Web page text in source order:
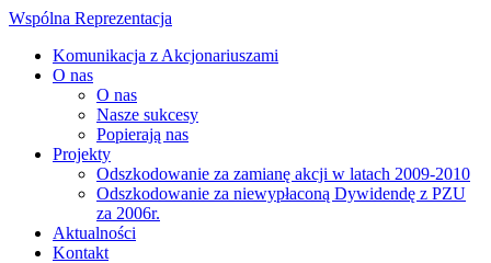
Wspólna Reprezentacja
Komunikacja z Akcjonariuszami
O nas
O nas
Nasze sukcesy
Popierają nas
Projekty
Odszkodowanie za zamianę akcji w latach 2009-2010
Odszkodowanie za niewypłaconą Dywidendę z PZU
za 2006r.
Aktualności
Kontakt